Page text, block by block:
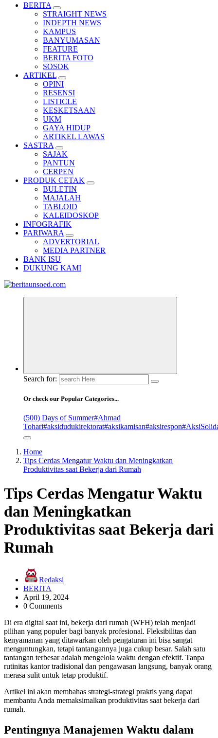
BERITA
STRAIGHT NEWS
INDEPTH NEWS
KAMPUS
BANYUMASAN
FEATURE
BERITA FOTO
SOSOK
ARTIKEL
OPINI
RESENSI
LISTICLE
KESKETSAAN
UKM
GAYA HIDUP
ARTIKEL LAWAS
SASTRA
SAJAK
PANTUN
CERPEN
PRODUK CETAK
BULETIN
MAJALAH
TABLOID
KALEIDOSKOP
INFOGRAFIK
PARIWARA
ADVERTORIAL
MEDIA PARTNER
BANK ISU
DUKUNG KAMI
Pemandu Wawasan Almamater
Search for:
Or check our Popular Categories...
(500) Days of Summer#Ahmad
Tohari#aksidudukirektorat#aksikamisan#aksirespon
Home
Tips Cerdas Mengatur Waktu dan Meningkatkan
Produktivitas saat Bekerja dari Rumah
Tips Cerdas Mengatur Waktu
dan Meningkatkan
Produktivitas saat Bekerja dari
Rumah
Redaksi
BERITA
April 19, 2024
0 Comments
Di era digital saat ini, bekerja dari rumah (WFH) telah menjadi
pilihan yang populer bagi banyak profesional. Fleksibilitas dan
kenyamanan yang ditawarkan oleh pengaturan ini bisa sangat
menguntungkan, tetapi tantangannya juga cukup besar. Salah satu
tantangan terbesar adalah mengelola waktu dengan efektif. Tanpa
rutinitas kantor tradisional dan pengawasan langsung, banyak orang
merasa sulit untuk tetap produktif.
Artikel ini akan membahas strategi-strategi praktis yang dapat
membantu Anda memaksimalkan produktivitas saat bekerja dari
rumah.
Pentingnya Manajemen Waktu dalam